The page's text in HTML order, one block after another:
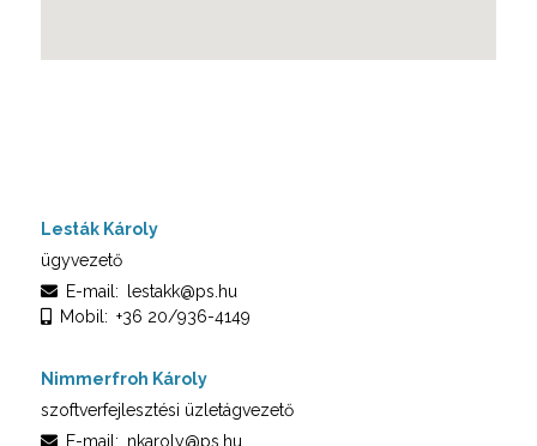
Lesták Károly
ügyvezető
E-mail:
lestakk@ps.hu
Mobil: +36 20/936-4149
Nimmerfroh Károly
szoftverfejlesztési üzletágvezető
E-mail: nkaroly@ps.hu